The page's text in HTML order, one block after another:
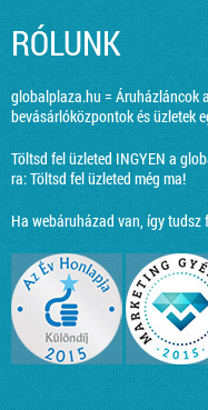
RÓLUNK
globalplaza.hu = Áruházláncok
bevásárlóközpontok és üzletek
Töltsd fel üzleted INGYEN a
ra:Töltsd fel üzleted még ma!
Ha webáruházad van, így tudsz